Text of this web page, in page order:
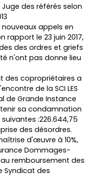
des référés selon
appels en
rapport le 23 juin 2017,
des ordres et griefs
n'ont pas donne lieu
des copropriétaires a
de la SCI LES
de Grande Instance
sa condamnation
:226.644,75
des désordres.
d'œuvre à 10%,
Dommages-
remboursement des
Syndicat des